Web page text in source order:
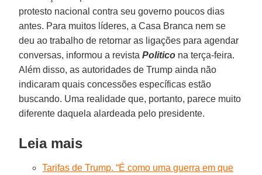
protesto nacional contra seu governo poucos dias
antes. Para muitos líderes, a Casa Branca nem se
deu ao trabalho de retornar as ligações para agendar
conversas, informou a revistaPolitico na terça-feira.
Além disso, as autoridades de Trump ainda não
indicaram quais concessões específicas estão
buscando. Uma realidade que, portanto, parece muito
diferente daquela alardeada pelo presidente.
Leia mais
Tarifas de Trump. “É como uma guerra em que